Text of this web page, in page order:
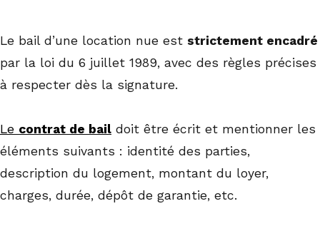
Le bail d’une location nue est strictement encadré
par la loi du 6 juillet 1989, avec des règles précises
à respecter dès la signature.
Le contrat de bail doit être écrit et mentionner les
éléments suivants : identité des parties,
description du logement, montant du loyer,
charges, durée, dépôt de garantie, etc.